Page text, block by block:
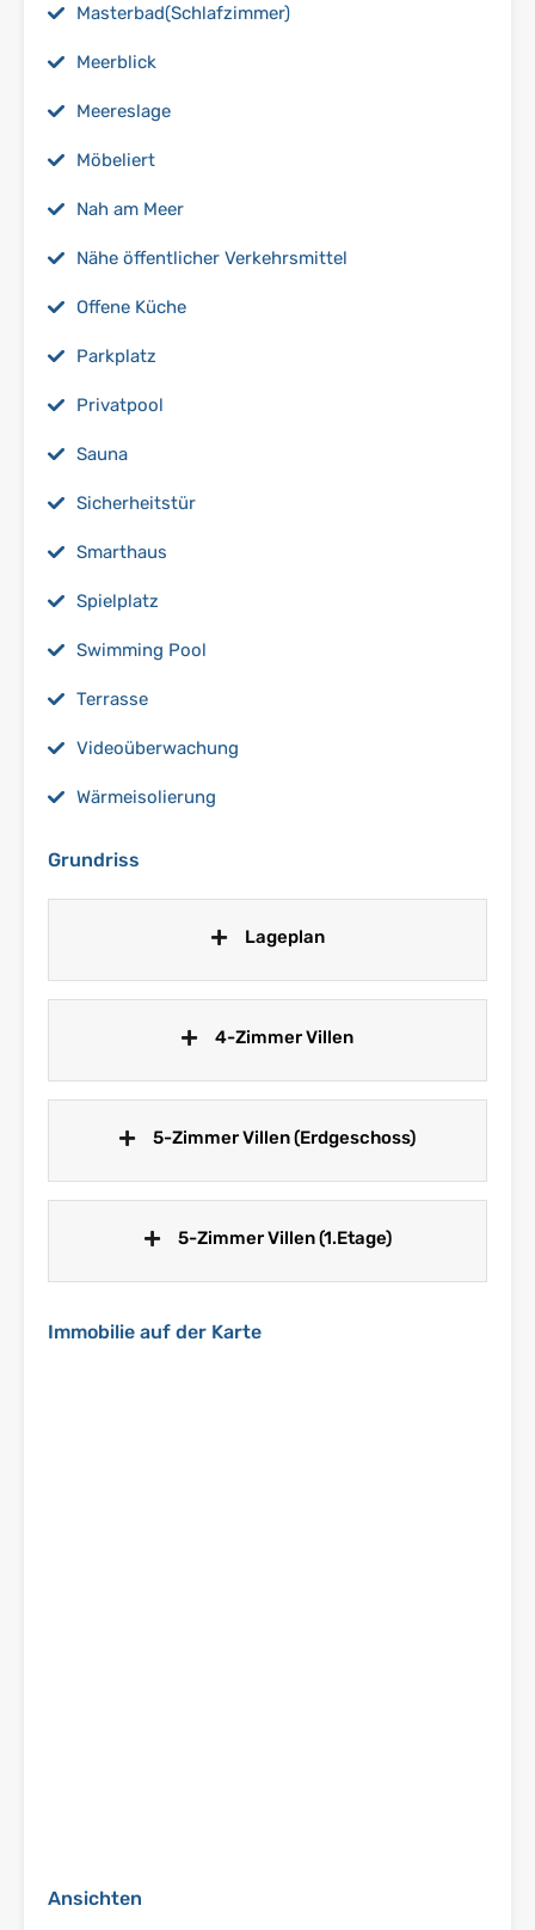
Masterbad(Schlafzimmer)
Meerblick
Meereslage
Möbeliert
Nah am Meer
Nähe öffentlicher Verkehrsmittel
Offene Küche
Parkplatz
Privatpool
Sauna
Sicherheitstür
Smarthaus
Spielplatz
Swimming Pool
Terrasse
Videoüberwachung
Wärmeisolierung
Grundriss
Lageplan
4-Zimmer Villen
5-Zimmer Villen (Erdgeschoss)
5-Zimmer Villen (1.Etage)
Immobilie auf der Karte
Ansichten